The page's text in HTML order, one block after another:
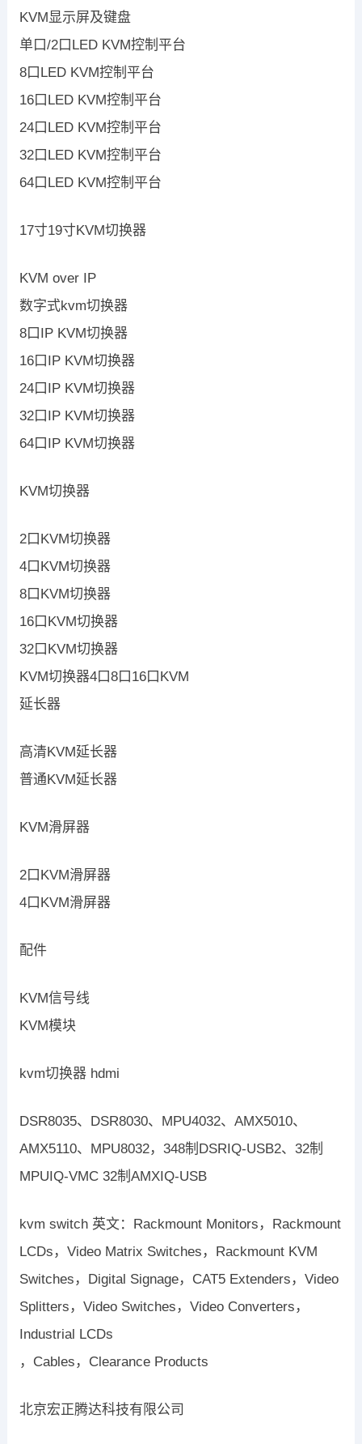
KVM显示屏及键盘
单口/2口LED KVM控制平台
8口LED KVM控制平台
16口LED KVM控制平台
24口LED KVM控制平台
32口LED KVM控制平台
64口LED KVM控制平台
17寸19寸KVM切换器
KVM over IP
数字式kvm切换器
8口IP KVM切换器
16口IP KVM切换器
24口IP KVM切换器
32口IP KVM切换器
64口IP KVM切换器
KVM切换器
2口KVM切换器
4口KVM切换器
8口KVM切换器
16口KVM切换器
32口KVM切换器
KVM切换器4口8口16口KVM
延长器
高清KVM延长器
普通KVM延长器
KVM滑屏器
2口KVM滑屏器
4口KVM滑屏器
配件
KVM信号线
KVM模块
kvm切换器 hdmi
DSR8035、DSR8030、MPU4032、AMX5010、
AMX5110、MPU8032，348制DSRIQ-USB2、32制
MPUIQ-VMC 32制AMXIQ-USB
kvm switch 英文：Rackmount Monitors，Rackmount
LCDs，Video Matrix Switches，Rackmount KVM
Switches，Digital Signage，CAT5 Extenders，Video
Splitters，Video Switches，Video Converters，
Industrial LCDs
，Cables，Clearance Products
北京宏正腾达科技有限公司